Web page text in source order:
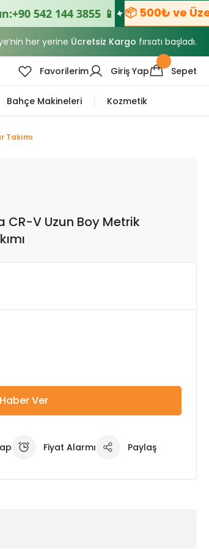
144 3855 📱 📦 500₺ ve Üzeri
her yerine Ücretsiz Kargo fırsatı başladı.
Favorilerim Giriş Yap Sepet
Bahçe Makineleri Kozmetik
Takımı
CR-V Uzun Boy Metrik
Ver
Fiyat Alarmı Paylaş